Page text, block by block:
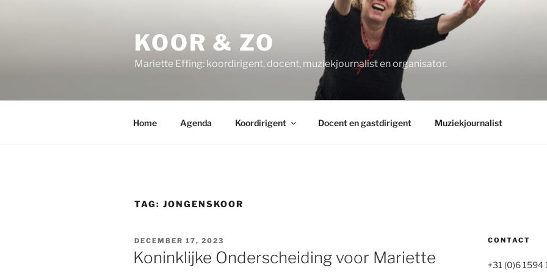
KOOR & ZO
Mariette Effing: koordirigent, docent, muziekjournalist en organisator.
Home Agenda Koordirigent Docent en gastdirigent Muziekjournalist
TAG: JONGENSKOOR
GEPLAATST
OP
DECEMBER 17, 2023
Koninklijke Onderscheiding voor Mariette
CONTACT
+31 (0)6 1594